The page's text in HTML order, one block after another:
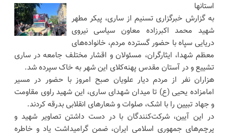
استانها
به گزارش خبرگزاری تسنیم از ساری، پیکر مطهر
شهید محمد اکبرزاده معاون سیاسی نیروی
دریایی سپاه با حضور گسترده مردم، خانواده‌های
معظم شهدا، ایثارگران، مسئولان و اقشار مختلف جامعه در ساری
تشییع و در آستان مقدس پهنه‌کلای این شهر به خاک سپرده شد.
هزاران نفر از مردم دیار علویان صبح امروز با حضور در مسیر
امامزاده یحیی (ع) تا میدان شهدای ساری، این شهید راوی مقاومت
و جهاد تبیین را با اشک، صلوات و شعار‌های انقلابی بدرقه کردند.
در این آیین، شرکت‌کنندگان با در دست داشتن تصاویر شهید و
پرچم‌های جمهوری اسلامی ایران، ضمن گرامیداشت یاد و خاطره